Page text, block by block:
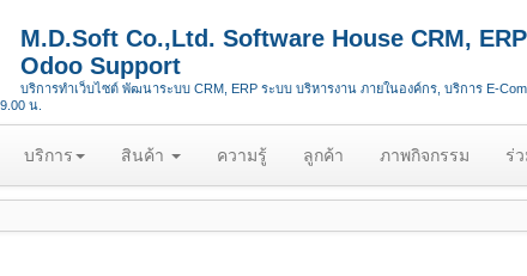
M.D.Soft Co.,Ltd. Software House CRM,
Odoo Support
บริการทำเว็บไซต์ พัฒนาระบบ CRM, ERP ระบบ บริหารงาน ภายในองค์กร, บริการ E-
น.
บริการ สินค้า ความรู้ ลูกค้า ภาพกิจกรรม ร่